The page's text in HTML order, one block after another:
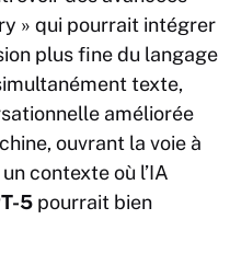
» qui pourrait intégrer
plus fine du langage
texte,
améliorée
ouvrant la voie à
contexte où l’IA
5 pourrait bien